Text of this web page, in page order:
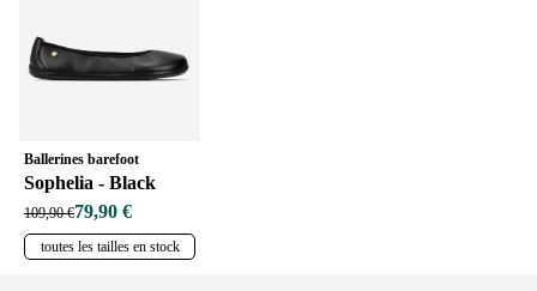
Ballerines barefoot
Sophelia - Black
109,90 €79,90 €
toutes les tailles en stock